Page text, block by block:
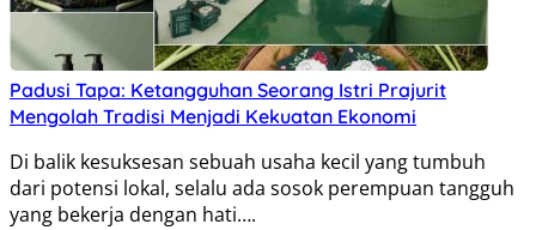
Padusi Tapa: Ketangguhan Seorang Istri Prajurit
Mengolah Tradisi Menjadi Kekuatan Ekonomi
Di balik kesuksesan sebuah usaha kecil yang tumbuh
dari potensi lokal, selalu ada sosok perempuan tangguh
yang bekerja dengan hati….